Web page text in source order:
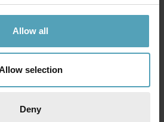
Allow all
selection
Deny
Pongee 2 spotlight
449 kr
PRISMATCH